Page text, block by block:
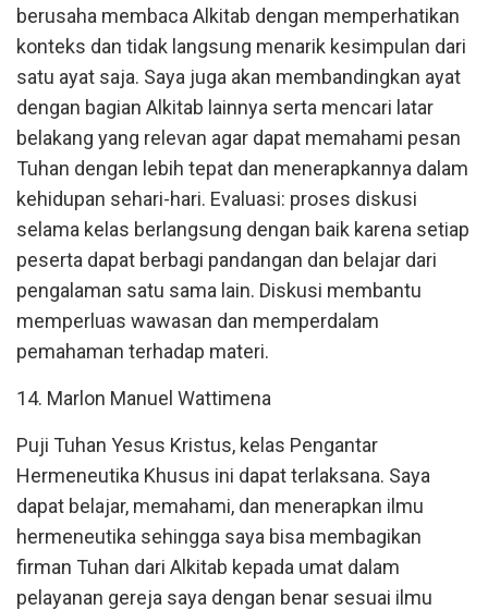
berusaha membaca Alkitab dengan memperhatikan
konteks dan tidak langsung menarik kesimpulan dari
satu ayat saja. Saya juga akan membandingkan ayat
dengan bagian Alkitab lainnya serta mencari latar
belakang yang relevan agar dapat memahami pesan
Tuhan dengan lebih tepat dan menerapkannya dalam
kehidupan sehari-hari. Evaluasi: proses diskusi
selama kelas berlangsung dengan baik karena setiap
peserta dapat berbagi pandangan dan belajar dari
pengalaman satu sama lain. Diskusi membantu
memperluas wawasan dan memperdalam
pemahaman terhadap materi.
14. Marlon Manuel Wattimena
Puji Tuhan Yesus Kristus, kelas Pengantar
Hermeneutika Khusus ini dapat terlaksana. Saya
dapat belajar, memahami, dan menerapkan ilmu
hermeneutika sehingga saya bisa membagikan
firman Tuhan dari Alkitab kepada umat dalam
pelayanan gereja saya dengan benar sesuai ilmu